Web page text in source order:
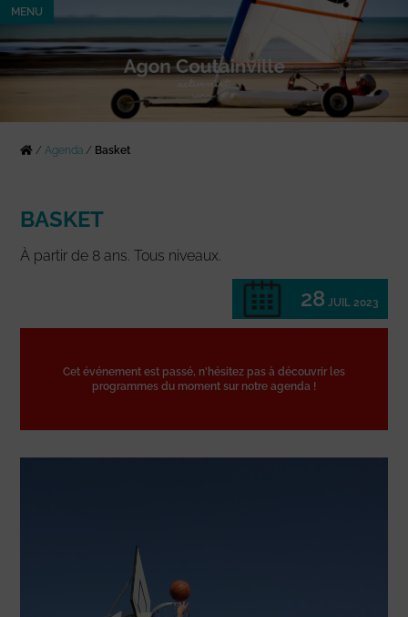
MENU
/Agenda / Basket
BASKET
À partir de 8 ans. Tous niveaux.
28 JUIL 2023
Cet événement est passé, n'hésitez pas à découvrir les
programmes du moment sur notre agenda !